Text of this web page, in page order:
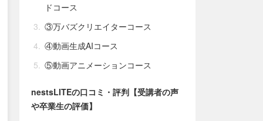
ドコース
③万バズクリエイターコース
④動画生成AIコース
⑤動画アニメーションコース
nestsLITEの口コミ・評判【受講者の声
や卒業生の評価】